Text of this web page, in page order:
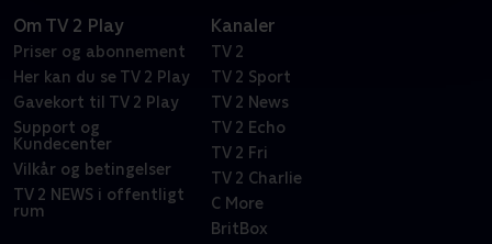
Om TV 2 Play
Priser og abonnement
Her kan du se TV 2 Play
Gavekort til TV 2 Play
Support og
Kundecenter
Vilkår og betingelser
TV 2 NEWS i offentligt
rum
Kanaler
TV 2
TV 2 Sport
TV 2 News
TV 2 Echo
TV 2 Fri
TV 2 Charlie
C More
BritBox